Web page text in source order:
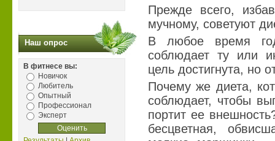
Наш опрос
В фитнесе вы:
Новичок
Любитель
Опытный
Профессионал
Эксперт
Прежде всего,
мучному, советуют
В любое время
соблюдает ту или
цель достигнута, но
Почему же диета,
соблюдает, чтобы
портит ее
бесцветная,